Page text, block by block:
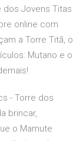
dos Jovens Titas
online com
a Torre Titã, o
Mutano e o
- Torre dos
brincar,
o Mamute